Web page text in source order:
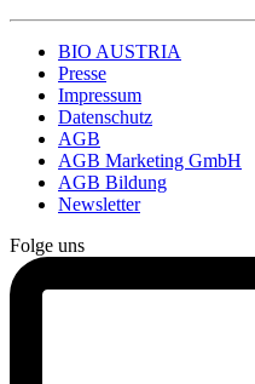
BIO AUSTRIA
Presse
Impressum
Datenschutz
AGB
AGB Marketing GmbH
AGB Bildung
Newsletter
Folge uns